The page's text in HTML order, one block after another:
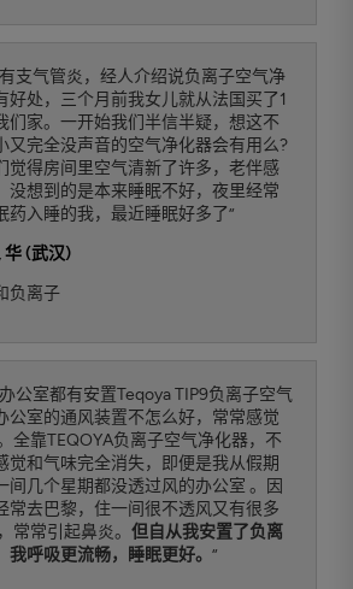
支气管炎，经人介绍说负离子空气净
好处，三个月前我女儿就从法国买了1
们家。一开始我们半信半疑，想这不
又完全没声音的空气净化器会有用么?
觉得房间里空气清新了许多，老伴感
没想到的是本来睡眠不好，夜里经常
药入睡的我，最近睡眠好多了”
华 (武汉)
负离子
公室都有安置Teqoya TIP9负离子空气
公室的通风装置不怎么好，常常感觉
全靠TEQOYA负离子空气净化器，不
觉和气味完全消失，即便是我从假期
间几个星期都没透过风的办公室 。因
常去巴黎，住一间很不透风又有很多
常常引起鼻炎。 但自从我安置了负离
我呼吸更流畅，睡眠更好。 ”